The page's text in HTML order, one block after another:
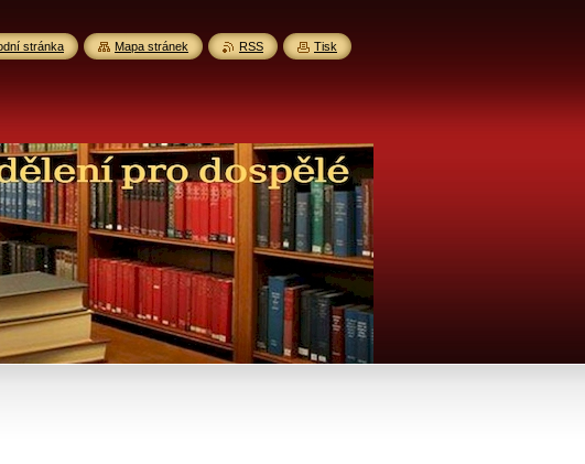
stránka Mapa stránek RSS Tisk